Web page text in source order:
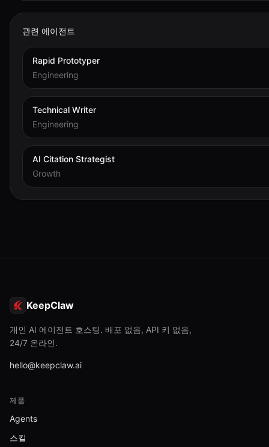
관련 에이전트
Rapid Prototyper
Engineering
Technical Writer
Engineering
AI Citation Strategist
Growth
KeepClaw
개인 AI 에이전트 호스팅. 배포 없음, API 키 없음,
24/7 온라인.
hello@keepclaw.ai
제품
Agents
스킬